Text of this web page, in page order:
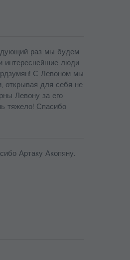
раз мы будем
интереснейшие люди
С Левоном мы
открывая для себя не
Левону за его
тяжело! Спасибо
Артаку Акопяну.